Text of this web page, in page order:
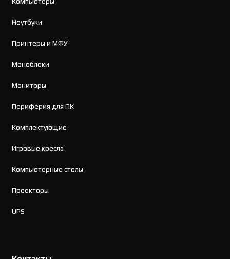
Ноутбуки
Принтеры и МФУ
Моноблоки
Мониторы
Периферия для ПК
Комплектующие
Игровые кресла
Компьютерные столы
Проекторы
UPS